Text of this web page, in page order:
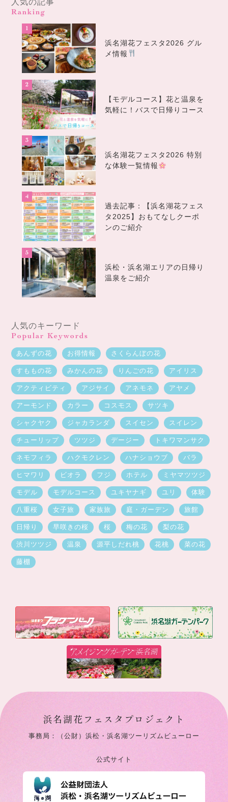
人気の記事
Ranking
浜名湖花フェスタ2026 グル
メ情報
【モデルコース】花と温泉を
気軽に！バスで日帰りコース
浜名湖花フェスタ2026 特別
な体験一覧情報
過去記事：【浜名湖花フェス
タ2025】おもてなしクーポ
ンのご紹介
浜松・浜名湖エリアの日帰り
温泉をご紹介
人気のキーワード
Popular Keywords
あんずの花 お得情報 さくらんぼの花
すももの花 みかんの花 りんごの花 アイリス
アクティビティ アジサイ アネモネ アヤメ
アーモンド カラー コスモス サツキ
シャクヤク ジャカランダ スイセン スイレン
チューリップ ツツジ デージー トキワマンサク
ネモフィラ ハクモクレン ハナショウブ バラ
ヒマワリ ビオラ フジ ホテル ミヤマツツジ
モデル モデルコース ユキヤナギ ユリ 体験
八重桜 女子旅 家族旅 庭・ガーデン 旅館
日帰り 早咲きの桜 桜 梅の花 梨の花
渋川ツツジ 温泉 源平しだれ桃 花桃 菜の花
藤棚
浜名湖花フェスタプロジェクト
事務局：（公財）浜松・浜名湖ツーリズムビューロー
公式サイト